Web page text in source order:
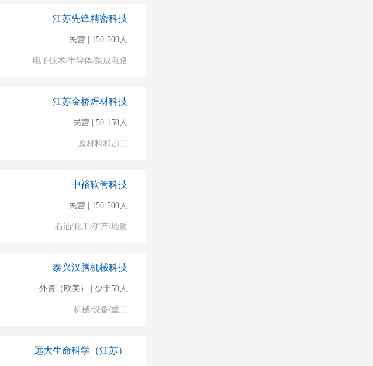
江苏先锋精密科技
民营 | 150-500人
电子技术/半导体/集成电路
江苏金桥焊材科技
民营 | 50-150人
原材料和加工
中裕软管科技
民营 | 150-500人
石油/化工/矿产/地质
泰兴汉腾机械科技
外资（欧美） | 少于50人
机械/设备/重工
远大生命科学（江苏）